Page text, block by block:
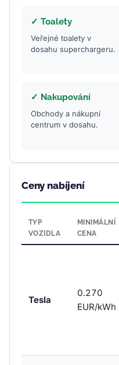
✓ Toalety
Veřejné toalety v
dosahu superchargeru.
✓ Nakupování
Obchody a nákupní
centrum v dosahu.
Ceny nabíjení
TYP
VOZIDLA
MINIMÁLNÍ
CENA
Tesla
0.270
EUR/kWh